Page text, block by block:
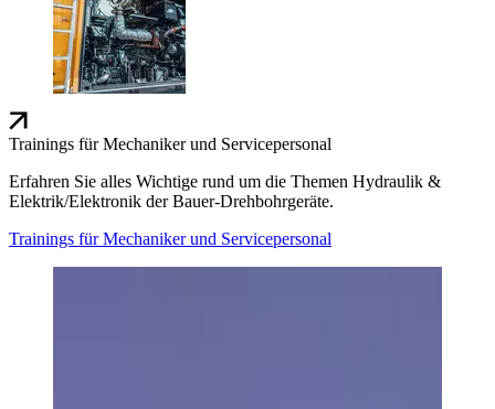
Trainings für Mechaniker und Servicepersonal
Erfahren Sie alles Wichtige rund um die Themen Hydraulik &
Elektrik/Elektronik der Bauer-Drehbohrgeräte.
Trainings für Mechaniker und Servicepersonal